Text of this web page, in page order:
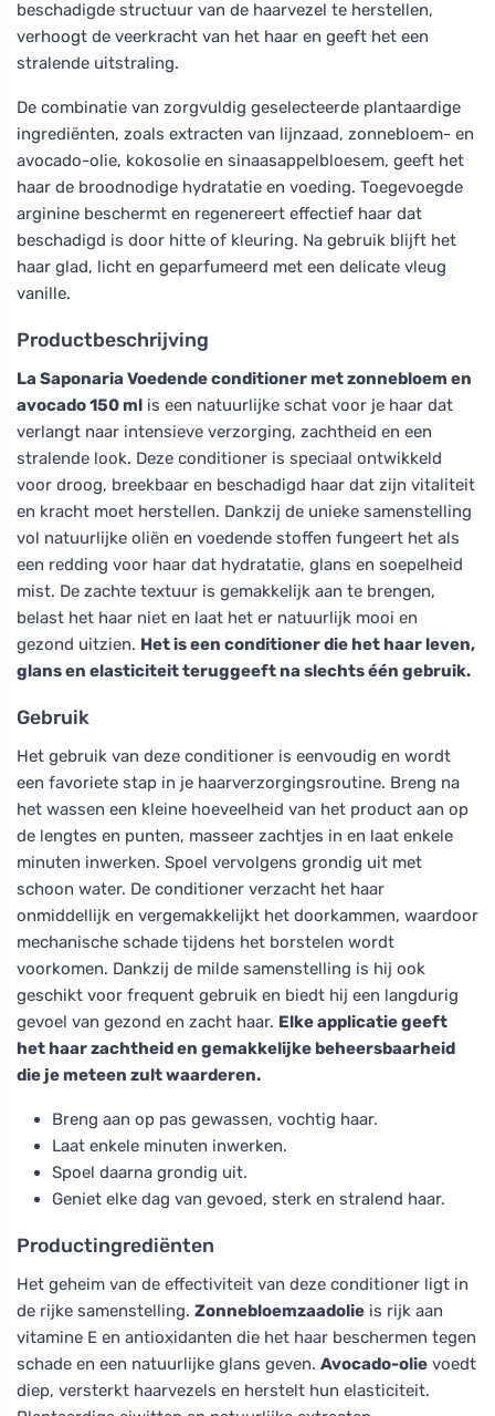
beschadigde structuur van de haarvezel te herstellen,
verhoogt de veerkracht van het haar en geeft het een
stralende uitstraling.
De combinatie van zorgvuldig geselecteerde plantaardige
ingrediënten, zoals extracten van lijnzaad, zonnebloem- en
avocado-olie, kokosolie en sinaasappelbloesem, geeft het
haar de broodnodige hydratatie en voeding. Toegevoegde
arginine beschermt en regenereert effectief haar dat
beschadigd is door hitte of kleuring. Na gebruik blijft het
haar glad, licht en geparfumeerd met een delicate vleug
vanille.
Productbeschrijving
La Saponaria Voedende conditioner met zonnebloem en
avocado 150 ml is een natuurlijke schat voor je haar dat
verlangt naar intensieve verzorging, zachtheid en een
stralende look. Deze conditioner is speciaal ontwikkeld
voor droog, breekbaar en beschadigd haar dat zijn vitaliteit
en kracht moet herstellen. Dankzij de unieke samenstelling
vol natuurlijke oliën en voedende stoffen fungeert het als
een redding voor haar dat hydratatie, glans en soepelheid
mist. De zachte textuur is gemakkelijk aan te brengen,
belast het haar niet en laat het er natuurlijk mooi en
gezond uitzien. Het is een conditioner die het haar leven,
glans en elasticiteit teruggeeft na slechts één gebruik.
Gebruik
Het gebruik van deze conditioner is eenvoudig en wordt
een favoriete stap in je haarverzorgingsroutine. Breng na
het wassen een kleine hoeveelheid van het product aan op
de lengtes en punten, masseer zachtjes in en laat enkele
minuten inwerken. Spoel vervolgens grondig uit met
schoon water. De conditioner verzacht het haar
onmiddellijk en vergemakkelijkt het doorkammen, waardoor
mechanische schade tijdens het borstelen wordt
voorkomen. Dankzij de milde samenstelling is hij ook
geschikt voor frequent gebruik en biedt hij een langdurig
gevoel van gezond en zacht haar. Elke applicatie geeft
het haar zachtheid en gemakkelijke beheersbaarheid
die je meteen zult waarderen.
Breng aan op pas gewassen, vochtig haar.
Laat enkele minuten inwerken.
Spoel daarna grondig uit.
Geniet elke dag van gevoed, sterk en stralend haar.
Productingrediënten
Het geheim van de effectiviteit van deze conditioner ligt in
de rijke samenstelling. Zonnebloemzaadolie is rijk aan
vitamine E en antioxidanten die het haar beschermen tegen
schade en een natuurlijke glans geven. Avocado-olie voedt
diep, versterkt haarvezels en herstelt hun elasticiteit.